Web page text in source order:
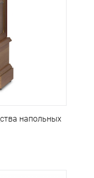
напольных